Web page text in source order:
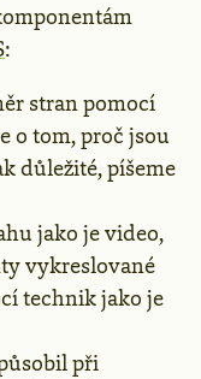
:
stran pomocí
o tom, proč jsou
důležité, píšeme
jako je video,
vykreslované
technik jako je
při